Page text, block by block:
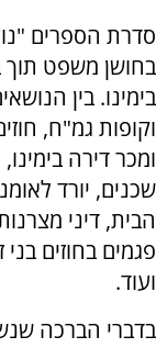
סדרת הספרים
בחושן משפט תוך
בימינו. בין
וקופות גמ"ח,
ומכר דירה
שכנים, יורד
הבית, דיני
פגמים בחוזים
ועוד.
בדברי הברכה